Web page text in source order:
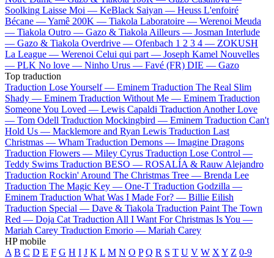
Soolking Laisse Moi — KeBlack Saiyan — Heuss L'enfoiré
Bécane —Yamê 200K — Tiakola Laboratoire — Werenoi Meuda
— Tiakola Outro — Gazo & Tiakola Ailleurs — Josman Interlude
— Gazo & Tiakola Overdrive — Ofenbach 1 2 3 4 — ZOKUSH
La League — Werenoi Celui qui part — Joseph Kamel Nouvelles
— PLK No love — Ninho Urus — Favé (FR) DIE — Gazo
Top traduction
Traduction Lose Yourself — Eminem Traduction The Real Slim
Shady — Eminem Traduction Without Me — Eminem Traduction
Someone You Loved — Lewis Capaldi Traduction Another Love
— Tom Odell Traduction Mockingbird — Eminem Traduction Can't
Hold Us — Macklemore and Ryan Lewis Traduction Last
Christmas — Wham Traduction Demons — Imagine Dragons
Traduction Flowers — Miley Cyrus Traduction Lose Control —
Teddy Swims Traduction BESO — ROSALÍA & Rauw Alejandro
Traduction Rockin' Around The Christmas Tree — Brenda Lee
Traduction The Magic Key — One-T Traduction Godzilla —
Eminem Traduction What Was I Made For? — Billie Eilish
Traduction Special — Dave & Tiakola Traduction Paint The Town
Red — Doja Cat Traduction All I Want For Christmas Is You —
Mariah Carey Traduction Emorio — Mariah Carey
HP mobile
A B C D E F G H I J K L M N O P Q R S T U V W X Y Z 0-9